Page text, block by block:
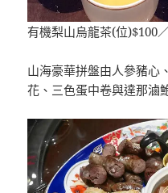
有機梨山烏龍茶(位)$100
山海豪華拼盤由人參豬心
花、三色蛋中卷與達那滷